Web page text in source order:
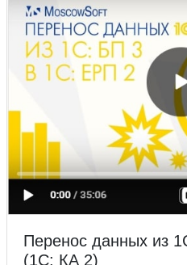
Перенос данных из
(1С: КА 2)